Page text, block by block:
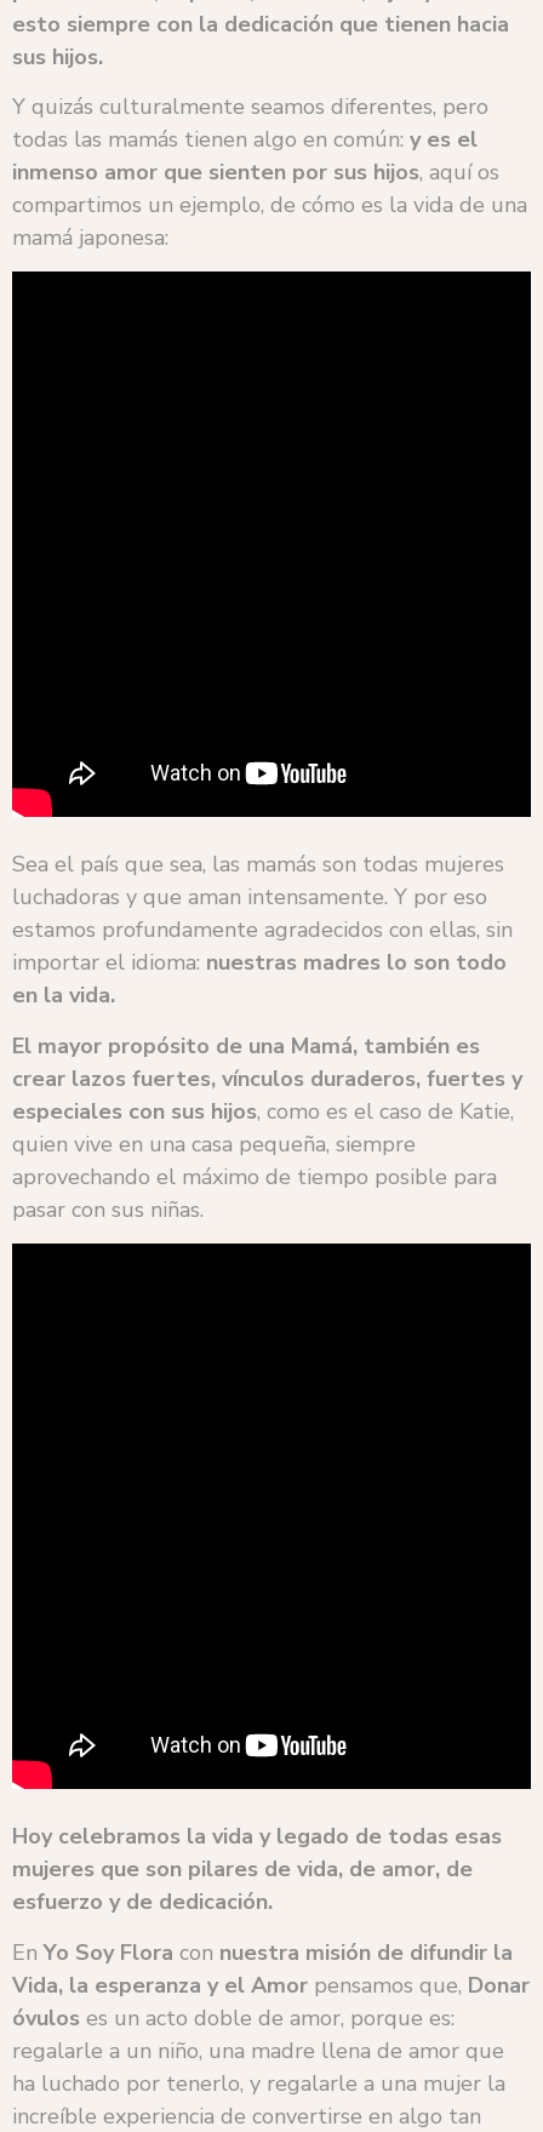
esto siempre con la dedicación que tienen hacia
sus hijos.
Y quizás culturalmente seamos diferentes, pero
todas las mamás tienen algo en común: y es el
inmenso amor que sienten por sus hijos, aquí os
compartimos un ejemplo, de cómo es la vida de una
mamá japonesa:
Sea el país que sea, las mamás son todas mujeres
luchadoras y que aman intensamente. Y por eso
estamos profundamente agradecidos con ellas, sin
importar el idioma: nuestras madres lo son todo
en la vida.
El mayor propósito de una Mamá, también es
crear lazos fuertes, vínculos duraderos, fuertes y
especiales con sus hijos, como es el caso de Katie,
quien vive en una casa pequeña, siempre
aprovechando el máximo de tiempo posible para
pasar con sus niñas.
Hoy celebramos la vida y legado de todas esas
mujeres que son pilares de vida, de amor, de
esfuerzo y de dedicación.
EnYo Soy Flora con nuestra misión de difundir la
Vida, la esperanza y el Amor pensamos que, Donar
óvulos es un acto doble de amor, porque es:
regalarle a un niño, una madre llena de amor que
ha luchado por tenerlo, y regalarle a una mujer la
increíble experiencia de convertirse en algo tan